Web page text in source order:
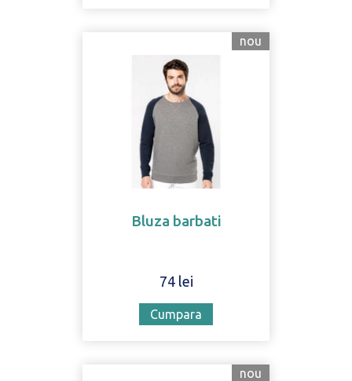
nou
Bluza barbati
74 lei
Cumpara
nou